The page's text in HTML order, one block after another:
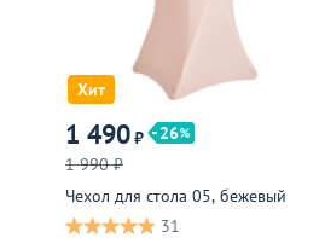
Хит
1 490₽
26
1 990 ₽
Чехол для стола 05, бежевый
31